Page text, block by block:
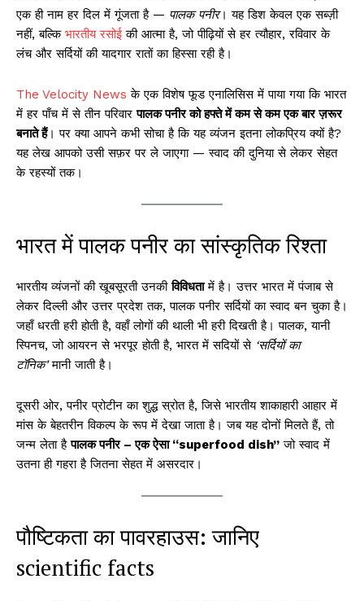
एक ही नाम हर दिल में गूंजता है — पालक पनीर। यह डिश केवल एक सब्ज़ी
नहीं, बल्कि भारतीय रसोई की आत्मा है, जो पीढ़ियों से हर त्यौहार, रविवार के
लंच और सर्दियों की यादगार रातों का हिस्सा रही है।
The Velocity News के एक विशेष फूड एनालिसिस में पाया गया कि भारत
में हर पाँच में से तीन परिवारपालक पनीर को हफ्ते में कम से कम एक बार ज़रूर
बनाते हैं। पर क्या आपने कभी सोचा है कि यह व्यंजन इतना लोकप्रिय क्यों है?
यह लेख आपको उसी सफ़र पर ले जाएगा — स्वाद की दुनिया से लेकर सेहत
के रहस्यों तक।
भारत में पालक पनीर का सांस्कृतिक रिश्ता
भारतीय व्यंजनों की खूबसूरती उनकीविविधतामें है। उत्तर भारत में पंजाब से
लेकर दिल्ली और उत्तर प्रदेश तक, पालक पनीर सर्दियों का स्वाद बन चुका है।
जहाँ धरती हरी होती है, वहाँ लोगों की थाली भी हरी दिखती है। पालक, यानी
स्पिनच, जो आयरन से भरपूर होती है, भारत में सदियों से ‘सर्दियों का
टॉनिक’मानी जाती है।
दूसरी ओर, पनीर प्रोटीन का शुद्ध स्रोत है, जिसे भारतीय शाकाहारी आहार में
मांस के बेहतरीन विकल्प के रूप में देखा जाता है। जब यह दोनों मिलते हैं, तो
जन्म लेता हैपालक पनीर – एक ऐसा “superfood dish” जो स्वाद में
उतना ही गहरा है जितना सेहत में असरदार।
पौष्टिकता का पावरहाउस: जानिए
scientific facts